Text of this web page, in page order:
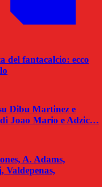
del fantacalcio: ecco
Dibu Martinez e
Joao Mario e Adzic…
A. Adams,
Valdepenas,